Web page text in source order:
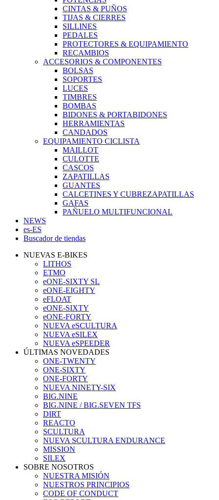
CINTAS & PUÑOS
TIJAS & CIERRES
SILLINES
PEDALES
PROTECTORES & EQUIPAMIENTO
RECAMBIOS
ACCESORIOS & COMPONENTES
BOLSAS
SOPORTES
LUCES
TIMBRES
BOMBAS
BIDONES & PORTABIDONES
HERRAMIENTAS
CANDADOS
EQUIPAMIENTO CICLISTA
MAILLOT
CULOTTE
CASCOS
ZAPATILLAS
GUANTES
CALCETINES Y CUBREZAPATILLAS
GAFAS
PAÑUELO MULTIFUNCIONAL
NEWS
es-ES
Buscador de tiendas
NUEVAS E-BIKES
LITHOS
ETMO
eONE-SIXTY SL
eONE-EIGHTY
eFLOAT
eONE-SIXTY
eONE-FORTY
NUEVA eSCULTURA
NUEVA eSILEX
NUEVA eSPEEDER
ÚLTIMAS NOVEDADES
ONE-TWENTY
ONE-SIXTY
ONE-FORTY
NUEVA NINETY-SIX
BIG.NINE
BIG.NINE / BIG.SEVEN TFS
DIRT
REACTO
SCULTURA
NUEVA SCULTURA ENDURANCE
MISSION
SILEX
SOBRE NOSOTROS
NUESTRA MISIÓN
NUESTROS PRINCIPIOS
CODE OF CONDUCT